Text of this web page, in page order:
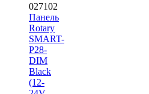
027102
Панель
Rotary
SMART-
P28-
DIM
Black
(12-